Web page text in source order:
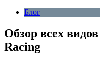
Блог
Обзор всех
Racing